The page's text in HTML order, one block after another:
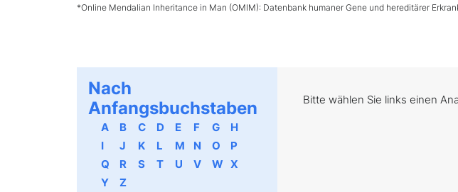
*Online Mendalian Inheritance in Man (OMIM): Datenbank humaner Gene und hereditärer
Nach
Anfangsbuchstaben
A B C D E F G
H
I
J K L M N O
P
Q
R S T U V W X
Y
Z
Bitte wählen Sie links einen